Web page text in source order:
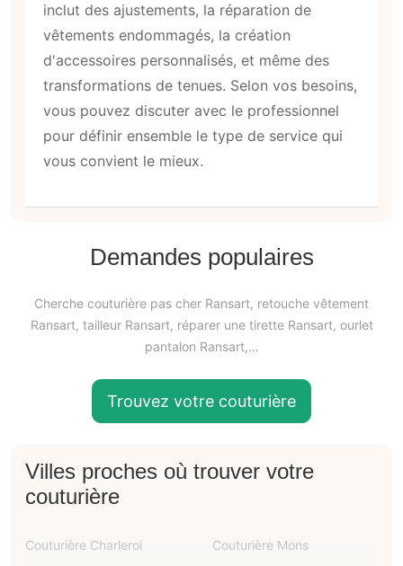
inclut des ajustements, la réparation de
vêtements endommagés, la création
d'accessoires personnalisés, et même des
transformations de tenues. Selon vos besoins,
vous pouvez discuter avec le professionnel
pour définir ensemble le type de service qui
vous convient le mieux.
Demandes populaires
Cherche couturière pas cher Ransart, retouche vêtement
Ransart, tailleur Ransart, réparer une tirette Ransart, ourlet
pantalon Ransart,…
Trouvez votre couturière
Villes proches où trouver votre
couturière
Couturière Charleroi
Couturière Mons